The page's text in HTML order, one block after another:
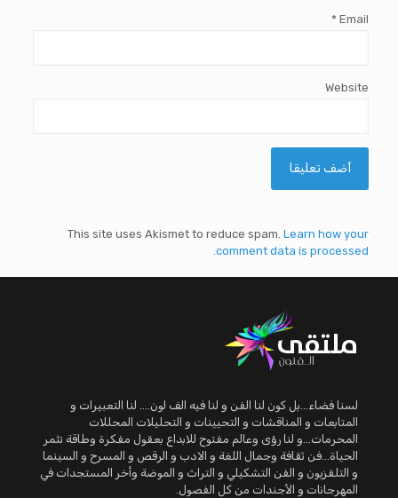
Email
*
Website
This site uses Akismet to reduce spam. Learn how your
comment data is processed.
لسنا فضاء...بل كون لنا الفن و لنا فيه الف لون.... لنا التعبيرات و
المتابعات و المناقشات و التحيينات و التحليلات المحللات
المحرمات...و لنا رؤى وعالم مفتوح للابداع بعقول مفكرة وطاقة تثمر
الحياة...فن ثقافة وجمال اللغة و الادب و الرقص و المسرح و السينما
و التلفزيون و الفن التشكيلي و التراث و الموضة وأخر المستجدات في
المهرجانات و الأجندات من كل الفصول.